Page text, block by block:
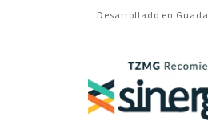
Desarrollado en